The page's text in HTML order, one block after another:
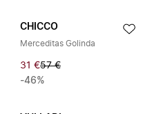
CHICCO
Merceditas Golinda
31 €57 €
-46%